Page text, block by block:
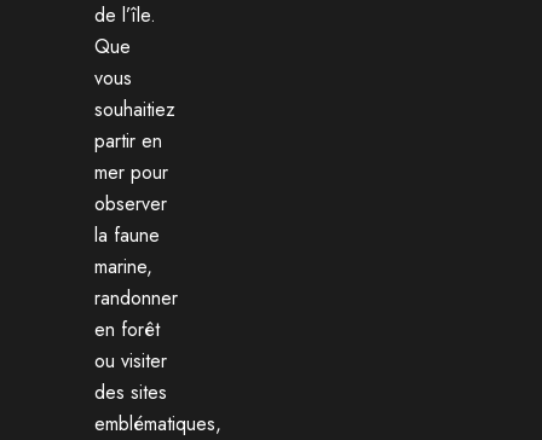
de l’île.
Que
vous
souhaitiez
partir en
mer pour
observer
la faune
marine,
randonner
en forêt
ou visiter
des sites
emblématiques,